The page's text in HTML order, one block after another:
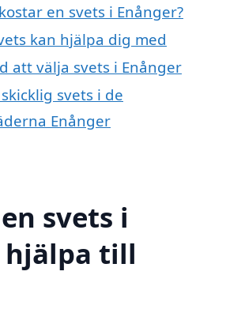
en svets i Enånger?
kan hjälpa dig med
att välja svets i Enånger
svets i de
Enånger
svets i
hjälpa till